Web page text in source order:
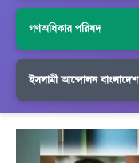
গণঅধিকার পরিষদ
ইসলামী আন্দোলন বাংলাদেশ